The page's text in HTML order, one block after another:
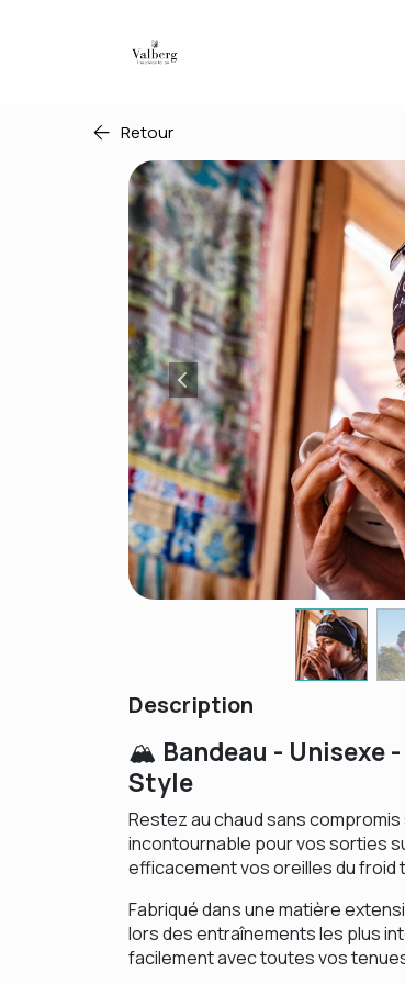
Retour
Description
🏔️ Bandeau - Unisexe
Style
Restez au chaud sans
incontournable pour vos sorties
efficacement vos oreilles du froid
Fabriqué dans une matière
lors des entraînements les plus
facilement avec toutes vos